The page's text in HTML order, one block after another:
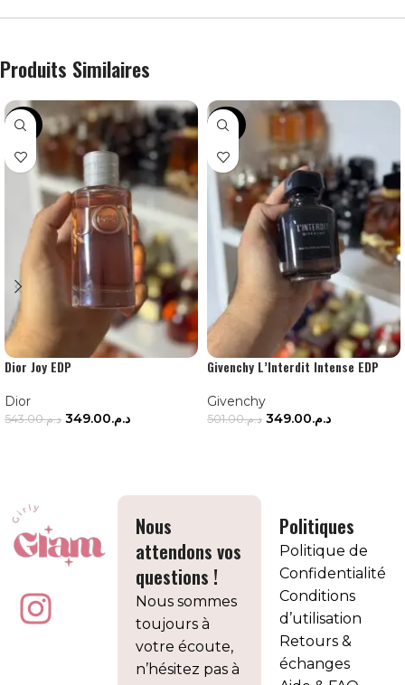
Produits Similaires
-36%
Dior Joy EDP
Dior
د.م.543.00 د.م.349.00
-30%
Givenchy L’Interdit Intense EDP
Givenchy
د.م.501.00 د.م.349.00
Nous
attendons vos
questions !
Nous sommes
toujours à
votre écoute,
n’hésitez pas à
Politiques
Politique de
Confidentialité
Conditions
d’utilisation
Retours &
échanges